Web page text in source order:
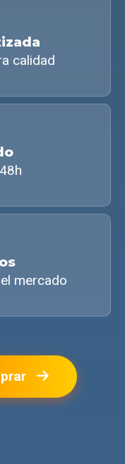
calidad
mercado